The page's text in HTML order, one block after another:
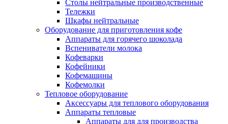
Столы нейтральные производственные
Тележки
Шкафы нейтральные
Оборудование для приготовления кофе
Аппараты для горячего шоколада
Вспениватели молока
Кофеварки
Кофейники
Кофемашины
Кофемолки
Тепловое оборудование
Аксессуары для теплового оборудования
Аппараты тепловые
Аппараты для для производства